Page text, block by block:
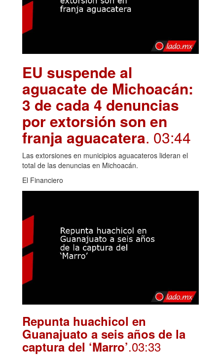
EU suspende al
aguacate de Michoacán:
3 de cada 4 denuncias
por extorsión son en
franja aguacatera. 03:44
Las extorsiones en municipios aguacateros lideran el
total de las denuncias en Michoacán.
El Financiero
Repunta huachicol en
Guanajuato a seis años de la
captura del ‘Marro’.03:33